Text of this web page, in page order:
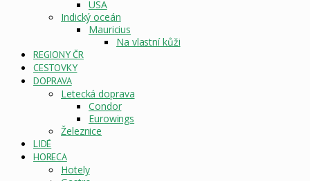
USA
Indický oceán
Mauricius
Na vlastní kůži
REGIONY ČR
CESTOVKY
DOPRAVA
Letecká doprava
Condor
Eurowings
Železnice
LIDÉ
HORECA
Hotely